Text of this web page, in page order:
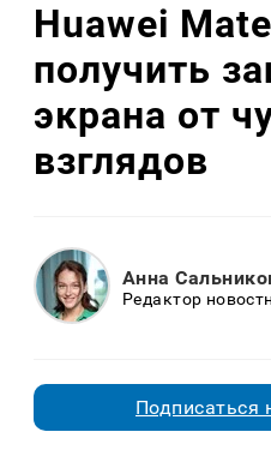
Huawei
получить
экрана от
взглядов
Анна
Редактор
Подписаться